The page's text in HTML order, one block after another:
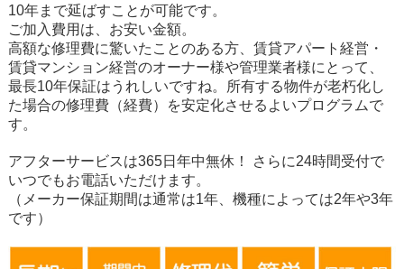
10年まで延ばすことが可能です。
ご加入費用は、お安い金額。
高額な修理費に驚いたことのある方、賃貸アパート経営・
賃貸マンション経営のオーナー様や管理業者様にとって、
最長10年保証はうれしいですね。所有する物件が老朽化し
た場合の修理費（経費）を安定化させるよいプログラムで
す。
アフターサービスは365日年中無休！ さらに24時間受付で
いつでもお電話いただけます。
（メーカー保証期間は通常は1年、機種によっては2年や3年
です）